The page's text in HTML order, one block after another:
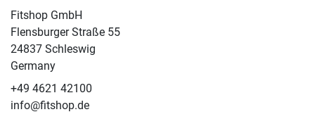
Fitshop GmbH
Flensburger Straße 55
24837 Schleswig
Germany
+49 4621 42100
info@fitshop.de